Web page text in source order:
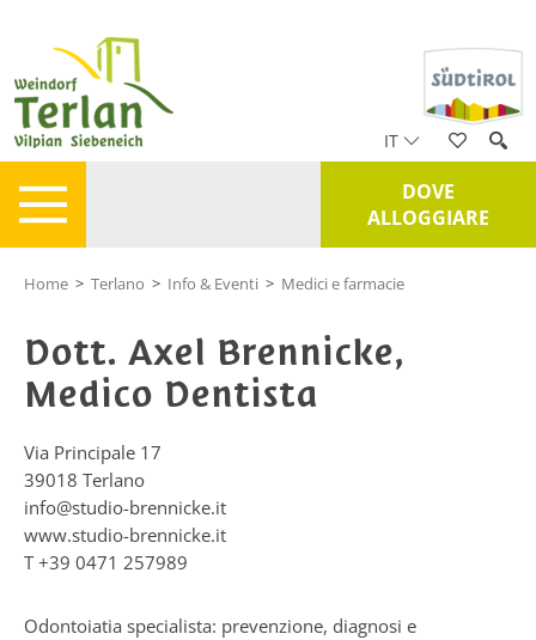
IT
DOVE
ALLOGGIARE
Home > Terlano > Info & Eventi > Medici e farmacie
Dott. Axel Brennicke,
Medico Dentista
Via Principale 17
39018 Terlano
info@studio-brennicke.it
www.studio-brennicke.it
T +39 0471 257989
Odontoiatia specialista: prevenzione, diagnosi e